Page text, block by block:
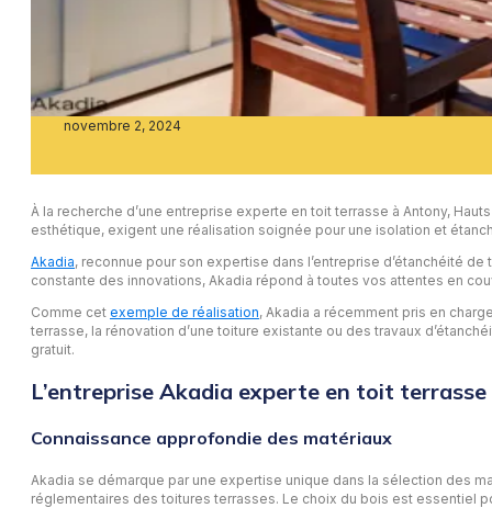
novembre 2, 2024
À la recherche d’une entreprise experte en toit terrasse à Antony,
esthétique, exigent une réalisation soignée pour une isolation et
Akadia, reconnue pour son expertise dans l’entreprise d’étanchéité
constante des innovations, Akadia répond à toutes vos attentes en
Comme cet exemple de réalisation, Akadia a récemment pris en
terrasse, la rénovation d’une toiture existante ou des travaux
gratuit.
L’entreprise Akadia experte en toit
Connaissance approfondie des matériaux
Akadia se démarque par une expertise unique dans la sélection des
réglementaires des toitures terrasses. Le choix du bois est essentiel